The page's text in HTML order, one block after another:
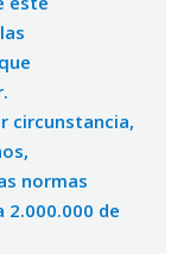
circunstancia,
normas
de